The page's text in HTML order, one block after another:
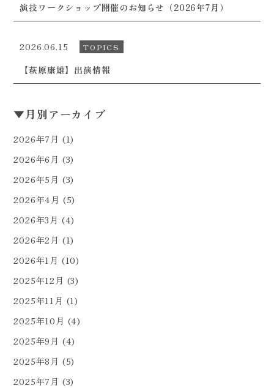
演技ワークショップ開催のお知らせ（2026年7月）
2026.06.15 TOPICS
【萩原康雄】出演情報
▼月別アーカイブ
2026年7月 (1)
2026年6月 (3)
2026年5月 (3)
2026年4月 (5)
2026年3月 (4)
2026年2月 (1)
2026年1月 (10)
2025年12月 (3)
2025年11月 (1)
2025年10月 (4)
2025年9月 (4)
2025年8月 (5)
2025年7月 (3)